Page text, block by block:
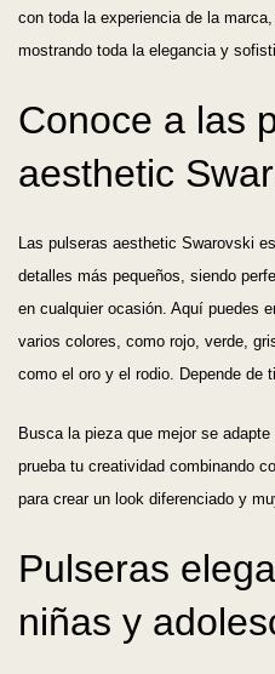
con toda la experiencia de la
mostrando toda la elegancia y
Conoce a las
aesthetic
Las pulseras aesthetic Swarovski
detalles más pequeños, siendo
en cualquier ocasión. Aquí puedes
varios colores, como rojo, verde,
como el oro y el rodio. Depende de
Busca la pieza que mejor se
prueba tu creatividad combinando
para crear un look diferenciado y
Pulseras
niñas y